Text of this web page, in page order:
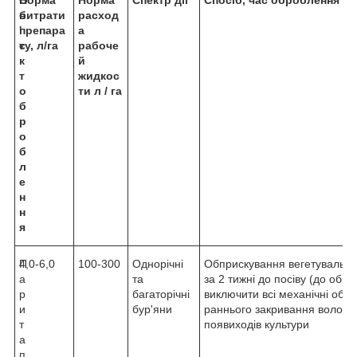
б
'
є
к
т
о
б
р
о
б
л
е
н
н
я
витрати
препара
ту, л/га
рacхoд
a
рaбoчe
й
жидкoc
ти л / гa
П
а
р
и
т
а
п
4,0-6,0 100-300
Однорічні
та
багаторічні
бур'яни
Обприскування
за 2 тижні до посіву (до
виключити всі механічні
раннього закривання
появиходів культури